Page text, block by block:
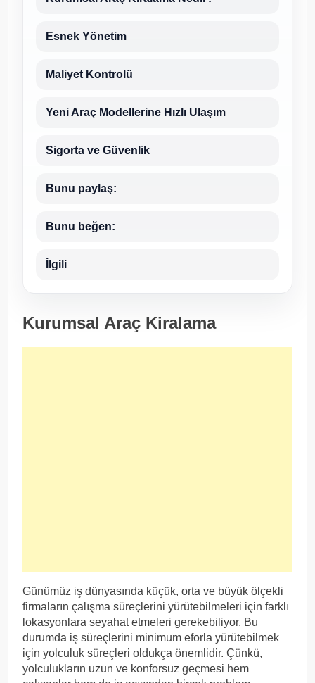
Esnek Yönetim
Maliyet Kontrolü
Yeni Araç Modellerine Hızlı Ulaşım
Sigorta ve Güvenlik
Bunu paylaş:
Bunu beğen:
İlgili
Kurumsal Araç Kiralama
Günümüz iş dünyasında küçük, orta ve büyük ölçekli
firmaların çalışma süreçlerini yürütebilmeleri için farklı
lokasyonlara seyahat etmeleri gerekebiliyor. Bu
durumda iş süreçlerini minimum eforla yürütebilmek
için yolculuk süreçleri oldukça önemlidir. Çünkü,
yolculukların uzun ve konforsuz geçmesi hem